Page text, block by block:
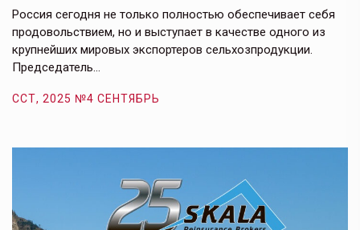
Россия сегодня не только полностью обеспечивает себя
продовольствием, но и выступает в качестве одного из
крупнейших мировых экспортеров сельхозпродукции.
Председатель…
ССТ, 2025 №4 СЕНТЯБРЬ